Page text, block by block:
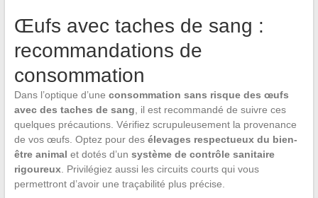
Œufs avec taches de sang :
recommandations de
consommation
Dans l’optique d’une consommation sans risque des œufs
avec des taches de sang , il est recommandé de suivre ces
quelques précautions. Vérifiez scrupuleusement la provenance
de vos œufs. Optez pour des élevages respectueux du bien-
être animal et dotés d’un système de contrôle sanitaire
rigoureux. Privilégiez aussi les circuits courts qui vous
permettront d’avoir une traçabilité plus précise.